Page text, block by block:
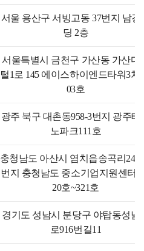
서울 용산구 서빙고동 37번지 남경
딩 2층
서울특별시 금천구 가산동 가산디
털1로 145 에이스하이엔드타워3차
03호
광주 북구 대촌동958-3번지 광주테
노파크111호
충청남도 아산시 염치읍송곡리244-
번지 충청남도 중소기업지원센터
20호~321호
경기도 성남시 분당구 야탑동성남
로916번길11